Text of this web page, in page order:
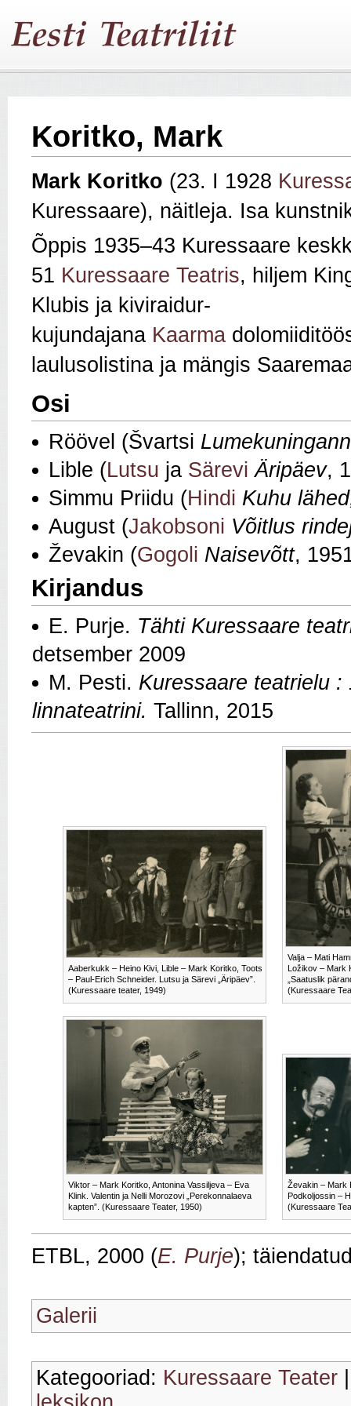
Koritko, Mark
Mark Koritko (23. I 1928
Kuressaare), näitleja. Isa
Õppis 1935–43 Kuressaare
51 Kuressaare Teatris, hiljem
Klubis ja kiviraidur-
kujundajana Kaarma
laulusolistina ja mängis
Osi
Röövel (Švartsi
Lible (Lutsu ja Särevi Äripäev,
Simmu Priidu (Hindi Kuhu
August (Jakobsoni Võitlus
Ževakin (Gogoli Naisevõtt,
Kirjandus
E. Purje. Tähti Kuressaare
detsember 2009
M. Pesti. Kuressaare teatrielu
linnateatrini. Tallinn, 2015
Aaberkukk – Heino Kivi, Lible – Mark Koritko, Toots
– Paul-Erich Schneider. Lutsu ja Särevi „Äripäev”.
(Kuressaare teater, 1949)
Valja – Mati
Ložikov – Mark
„Saatuslik
(Kuressaare
Viktor – Mark Koritko, Antonina Vassiljeva – Eva
Klink. Valentin ja Nelli Morozovi „Perekonnalaeva
kapten”. (Kuressaare Teater, 1950)
Ževakin – Mark
Podkoljossin –
(Kuressaare
ETBL, 2000 (E. Purje);
Galerii
Kategooriad: Kuressaare Teater